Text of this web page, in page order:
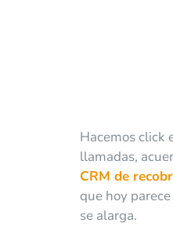
Hacemos click
llamadas,
CRM de
que hoy
se alarga.